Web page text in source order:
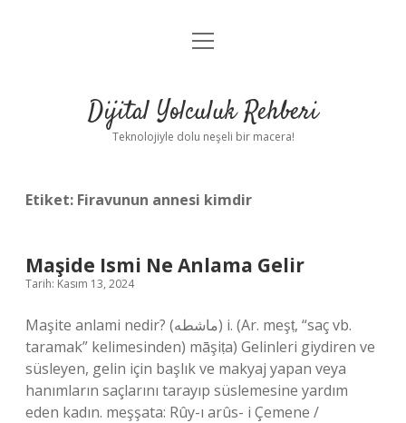
Anasayfa
Yasal Uyarı
menüyü
Dijital Yolculuk Rehberi
Teknolojiyle dolu neşeli bir macera!
Etiket: Firavunun annesi kimdir
Maşide Ismi Ne Anlama Gelir
Tarih: Kasım 13, 2024
Maşite anlami nedir? (ﻣﺎﺷﻄﻪ) i. (Ar. meşṭ, “saç vb.
taramak” kelimesinden) māşiṭa) Gelinleri giydiren ve
süsleyen, gelin için başlık ve makyaj yapan veya
hanımların saçlarını tarayıp süslemesine yardım
eden kadın. meşşata: Rûy-ı arûs- i Çemene /